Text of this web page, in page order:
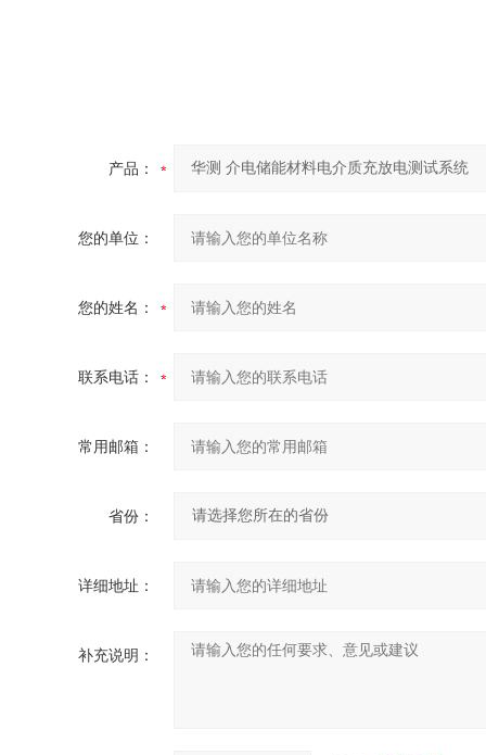
产品：
您的单位：
您的姓名：
联系电话：
常用邮箱：
省份：
详细地址：
补充说明：